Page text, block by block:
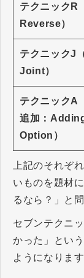
テクニックR
Reverse）
テクニックJ
Joint）
テクニックA
追加：
Option）
上記のそれぞ
いものを題材
るなら？」と
セブンテクニ
かった」とい
ようになります